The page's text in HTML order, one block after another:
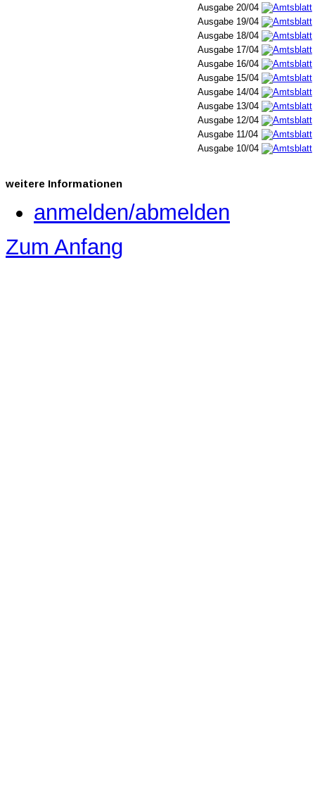
Ausgabe 20/04
Ausgabe 19/04
Ausgabe 18/04
Ausgabe 17/04
Ausgabe 16/04
Ausgabe 15/04
Ausgabe 14/04
Ausgabe 13/04
Ausgabe 12/04
Ausgabe 11/04
Ausgabe 10/04
weitere Informationen
anmelden/abmelden
Zum Anfang